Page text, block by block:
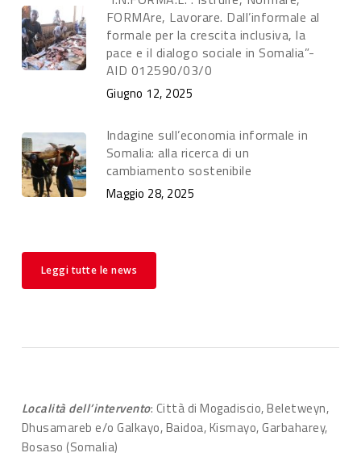
FORMAre, Lavorare. Dall’informale al
formale per la crescita inclusiva, la
pace e il dialogo sociale in Somalia”-
AID 012590/03/0
Giugno 12, 2025
Indagine sull’economia informale in
Somalia: alla ricerca di un
cambiamento sostenibile
Maggio 28, 2025
Leggi tutte le news
Località dell’intervento: Città di Mogadiscio, Beletweyn,
Dhusamareb e/o Galkayo, Baidoa, Kismayo, Garbaharey,
Bosaso (Somalia)